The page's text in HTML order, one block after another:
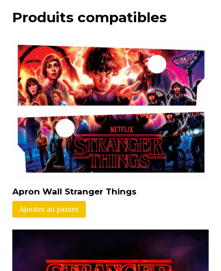
Produits compatibles
Apron Wall Stranger Things
Ajouter au panier